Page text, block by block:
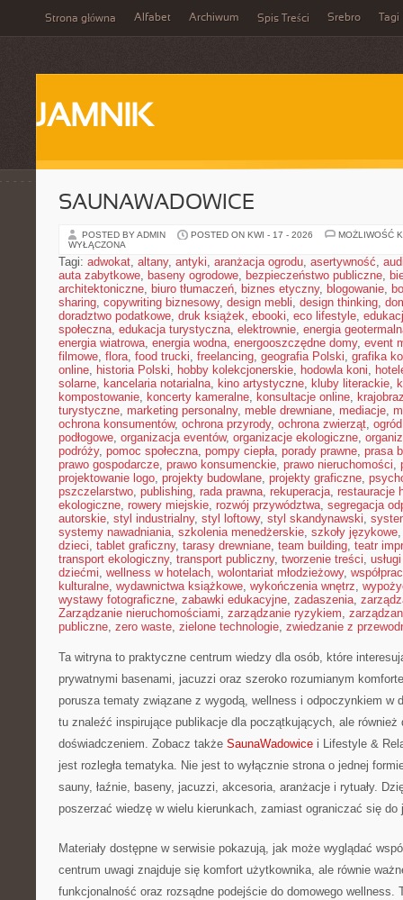
Strona główna Alfabet Archiwum Spis Treści Srebro Tagi
JAMNIK
SAUNAWADOWICE
POSTED BY ADMIN POSTED ON KWI - 17 - 2026
MOŻLIWOŚĆ
WYŁĄCZONA
Tagi: adwokat, altany, antyki, aranżacja ogrodu, asertywność,
auta zabytkowe, baseny ogrodowe, bezpieczeństwo publiczne,
architektoniczne, biuro tłumaczeń, biznes etyczny, blogowanie,
sharing, copywriting biznesowy, design mebli, design thinking,
doradztwo podatkowe, druk książek, ebooki, eco lifestyle,
społeczna, edukacja turystyczna, elektrownie, energia
energia wiatrowa, energia wodna, energooszczędne domy, event
filmowe, flora, food trucki, freelancing, geografia Polski, grafika
online, historia Polski, hobby kolekcjonerskie, hodowla koni,
solarne, kancelaria notarialna, kino artystyczne, kluby literackie,
kompostowanie, koncerty kameralne, konsultacje online,
turystyczne, marketing personalny, meble drewniane, mediacje,
ochrona konsumentów, ochrona przyrody, ochrona zwierząt,
podłogowe, organizacja eventów, organizacje ekologiczne,
podróży, pomoc społeczna, pompy ciepła, porady prawne, prasa
prawo gospodarcze, prawo konsumenckie, prawo nieruchomości,
projektowanie logo, projekty budowlane, projekty graficzne,
pszczelarstwo, publishing, rada prawna, rekuperacja, restauracje
ekologiczne, rowery miejskie, rozwój przywództwa, segregacja
autorskie, styl industrialny, styl loftowy, styl skandynawski,
systemy nawadniania, szkolenia menedżerskie, szkoły językowe
dzieci, tablet graficzny, tarasy drewniane, team building, teatr
transport ekologiczny, transport publiczny, tworzenie treści,
dziećmi, wellness w hotelach, wolontariat młodzieżowy,
kulturalne, wydawnictwa książkowe, wykończenia wnętrz,
wystawy fotograficzne, zabawki edukacyjne, zadaszenia,
Zarządzanie nieruchomościami, zarządzanie ryzykiem,
publiczne, zero waste, zielone technologie, zwiedzanie z
Ta witryna to praktyczne centrum wiedzy dla osób, które
prywatnymi basenami, jacuzzi oraz szeroko rozumianym
porusza tematy związane z wygodą, wellness i odpoczynkiem w
tu znaleźć inspirujące publikacje dla początkujących, ale
doświadczeniem. Zobacz także SaunaWadowice i Lifestyle &
jest rozległa tematyka. Nie jest to wyłącznie strona o jednej
sauny, łaźnie, baseny, jacuzzi, akcesoria, aranżacje i rytuały.
poszerzać wiedzę w wielu kierunkach, zamiast ograniczać się do
Materiały dostępne w serwisie pokazują, jak może wyglądać
centrum uwagi znajduje się komfort użytkownika, ale równie
funkcjonalność oraz rozsądne podejście do domowego wellness.